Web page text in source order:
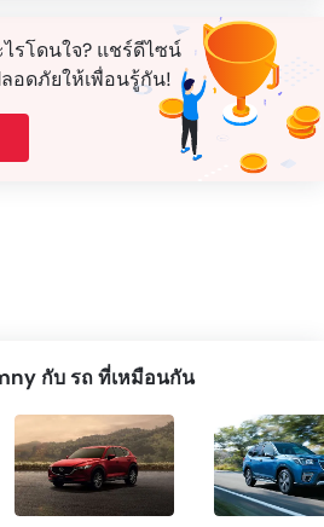
รโดนใจ? แชร์ดีไซน์
อดภัยให้เพื่อนรู้กัน!
กับ รถ ที่เหมือนกัน